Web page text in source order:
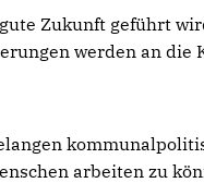
Zukunft geführt
werden an die
arbeiten zu